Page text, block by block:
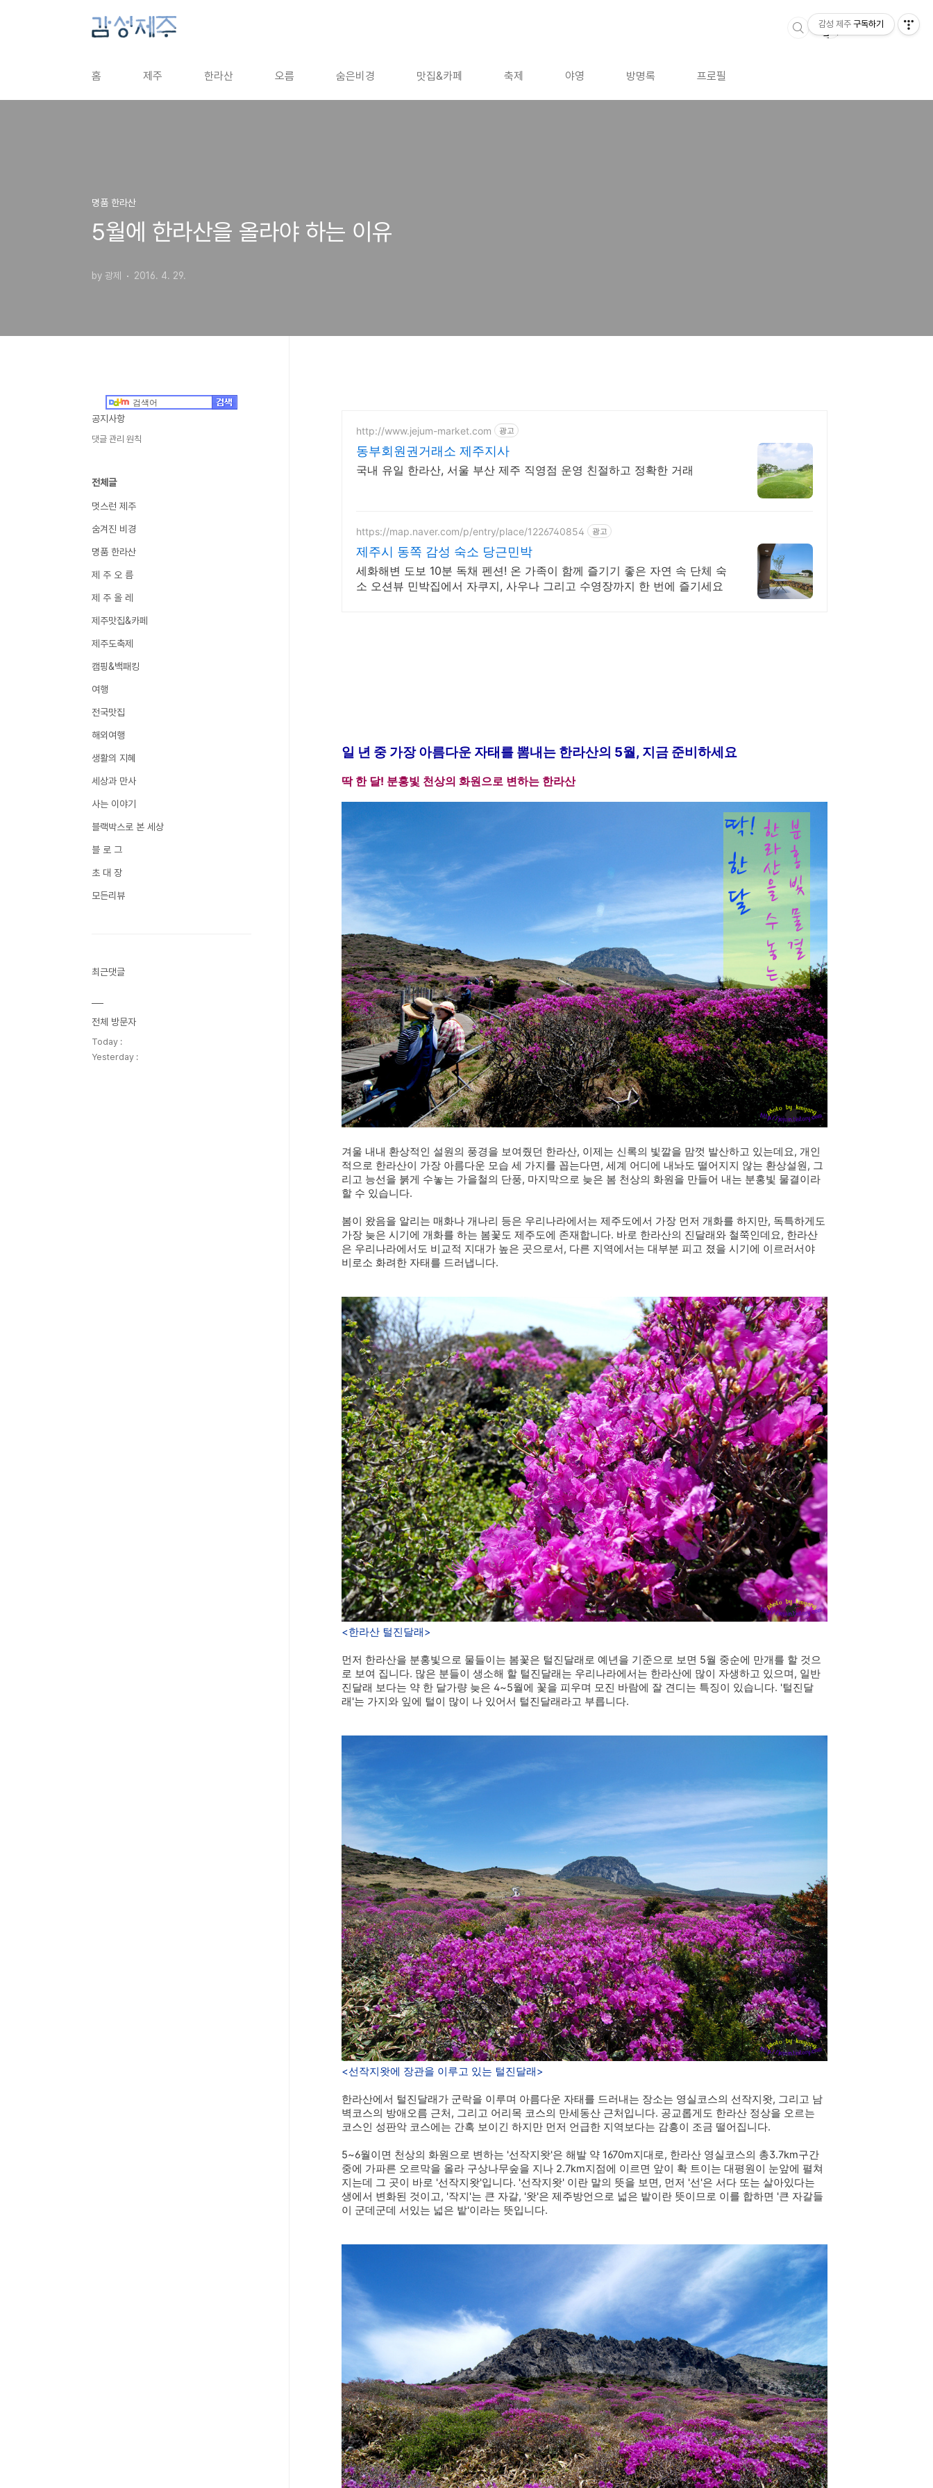
홈 제주 한라산 오름 숨은비경 맛집&카페 축제 야영 방명록 프로필
명품 한라산
5월에 한라산을 올라야 하는 이유
by 광제 2016. 4. 29.
http://www.jejum-market.com 광고
동부회원권거래소 제주지사
국내 유일 한라산, 서울 부산 제주 직영점 운영 친절하고 정확한 거래
https://map.naver.com/p/entry/place/1226740854 광고
제주시 동쪽 감성 숙소 당근민박
세화해변 도보 10분 독채 펜션! 온 가족이 함께 즐기기 좋은 자연 속 단체 숙
소 오션뷰 민박집에서 자쿠지, 사우나 그리고 수영장까지 한 번에 즐기세요
일 년 중 가장 아름다운 자태를 뽐내는 한라산의 5월, 지금 준비하세요
딱 한 달! 분홍빛 천상의 화원으로 변하는 한라산
겨울 내내 환상적인 설원의 풍경을 보여줬던 한라산, 이제는 신록의 빛깔을 맘껏 발산하고 있는데요, 개인
적으로 한라산이 가장 아름다운 모습 세 가지를 꼽는다면, 세계 어디에 내놔도 떨어지지 않는 환상설원, 그
리고 능선을 붉게 수놓는 가을철의 단풍, 마지막으로 늦은 봄 천상의 화원을 만들어 내는 분홍빛 물결이라
할 수 있습니다.
봄이 왔음을 알리는 매화나 개나리 등은 우리나라에서는 제주도에서 가장 먼저 개화를 하지만, 독특하게도
가장 늦은 시기에 개화를 하는 봄꽃도 제주도에 존재합니다. 바로 한라산의 진달래와 철쭉인데요, 한라산
은 우리나라에서도 비교적 지대가 높은 곳으로서, 다른 지역에서는 대부분 피고 졌을 시기에 이르러서야
비로소 화려한 자태를 드러냅니다.
<한라산 털진달래>
먼저 한라산을 분홍빛으로 물들이는 봄꽃은 털진달래로 예년을 기준으로 보면 5월 중순에 만개를 할 것으
로 보여 집니다. 많은 분들이 생소해 할 털진달래는 우리나라에서는 한라산에 많이 자생하고 있으며, 일반
진달래 보다는 약 한 달가량 늦은 4~5월에 꽃을 피우며 모진 바람에 잘 견디는 특징이 있습니다. '털진달
래'는 가지와 잎에 털이 많이 나 있어서 털진달래라고 부릅니다.
<선작지왓에 장관을 이루고 있는 털진달래>
한라산에서 털진달래가 군락을 이루며 아름다운 자태를 드러내는 장소는 영실코스의 선작지왓, 그리고 남
벽코스의 방애오름 근처, 그리고 어리목 코스의 만세동산 근처입니다. 공교롭게도 한라산 정상을 오르는
코스인 성판악 코스에는 간혹 보이긴 하지만 먼저 언급한 지역보다는 감흥이 조금 떨어집니다.
5~6월이면 천상의 화원으로 변하는 '선작지왓'은 해발 약 1670m지대로, 한라산 영실코스의 총3.7km구간
중에 가파른 오르막을 올라 구상나무숲을 지나 2.7km지점에 이르면 앞이 확 트이는 대평원이 눈앞에 펼쳐
지는데 그 곳이 바로 '선작지왓'입니다. '선작지왓' 이란 말의 뜻을 보면, 먼저 '선'은 서다 또는 살아있다는
생에서 변화된 것이고, '작지'는 큰 자갈, '왓'은 제주방언으로 넓은 밭이란 뜻이므로 이를 합하면 '큰 자갈들
이 군데군데 서있는 넓은 밭'이라는 뜻입니다.
공지사항
댓글 관리 원칙
전체글
멋스런 제주
숨겨진 비경
명품 한라산
제 주 오 름
제 주 올 레
제주맛집&카페
제주도축제
캠핑&백패킹
여행
전국맛집
해외여행
생활의 지혜
세상과 만사
사는 이야기
블랙박스로 본 세상
블 로 그
초 대 장
모든리뷰
최근댓글
전체 방문자
Today :
Yesterday :
감성 제주 구독하기